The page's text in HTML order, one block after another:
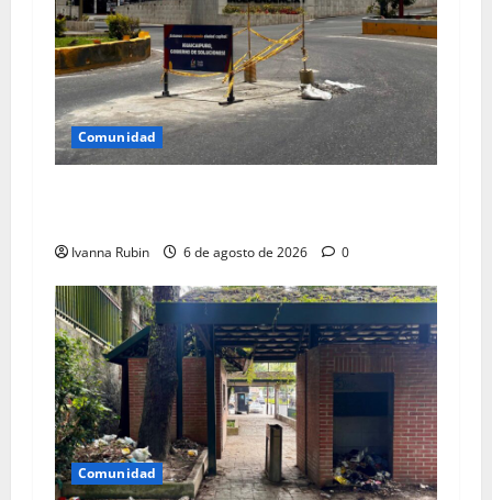
Comunidad
Ivanna Rubin 6 de agosto de 2026 0
Comunidad